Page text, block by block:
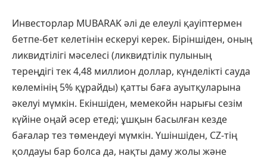
Инвесторлар MUBARAK әлі де елеулі қауіптермен
бетпе-бет келетінін ескеруі керек. Біріншіден, оның
ликвидтілігі мәселесі (ликвидтілік пулының
тереңдігі тек 4,48 миллион доллар, күнделікті сауда
көлемінің 5% құрайды) қатты баға ауытқуларына
әкелуі мүмкін. Екіншіден, мемекойн нарығы сезім
күйіне оңай әсер етеді; ұшқын басылған кезде
бағалар тез төмендеуі мүмкін. Үшіншіден, CZ-тің
қолдауы бар болса да, нақты даму жолы және